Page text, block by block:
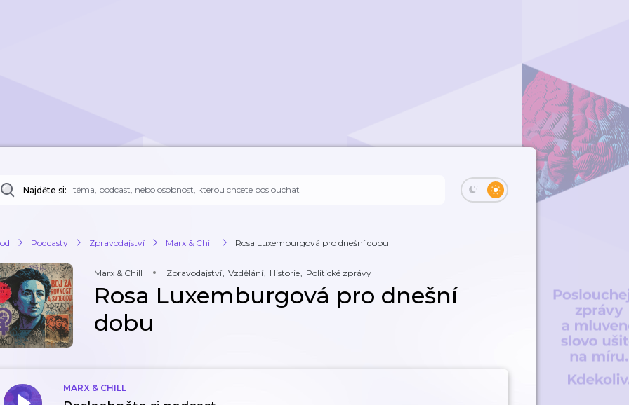
Najděte si:
Podcasty Zpravodajství Marx & Chill Rosa Luxemburgová pro dnešní dobu
Marx & Chill Zpravodajství, Vzdělání, Historie, Politické zprávy
Rosa Luxemburgová pro dnešní
dobu
MARX & CHILL